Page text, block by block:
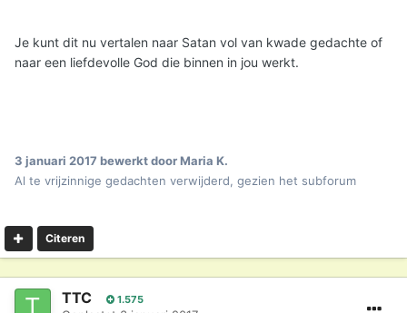
Je kunt dit nu vertalen naar Satan vol van kwade gedachte of
naar een liefdevolle God die binnen in jou werkt.
3 januari 2017 bewerkt door Maria K.
Al te vrijzinnige gedachten verwijderd, gezien het subforum
Citeren
TTC 1.575